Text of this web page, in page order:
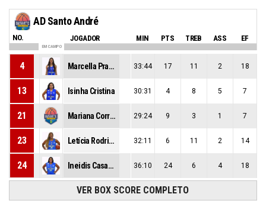
AD Santo André
NO. JOGADOR MIN PTS TREB ASS EF
EM CAMPO
4 Marcella Prande 33:44 17 11 2 18
13 Isinha Cristina 30:31 4 8 5 7
21 Mariana Corrêa 29:24 9 3 1 7
23 Letícia Rodrigues 32:11 6 11 2 14
24 Ineidis Casanova 36:10 24 6 4 18
VER BOX SCORE COMPLETO